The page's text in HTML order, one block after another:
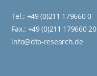
Tel.: +49 (0)211 179660 0
Fax.: +49 (0)211 179660 20
info@dto-research.de